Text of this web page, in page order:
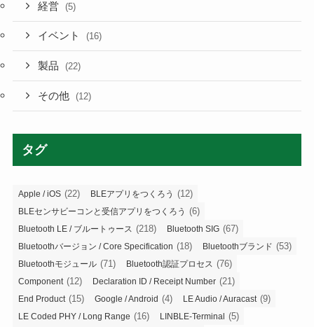
経営 (5)
イベント (16)
製品 (22)
その他 (12)
タグ
Apple / iOS (22) BLEアプリをつくろう (12)
BLEセンサビーコンと受信アプリをつくろう (6)
Bluetooth LE / ブルートゥース (218) Bluetooth SIG (67)
Bluetoothバージョン / Core Specification (18) Bluetoothブランド (53)
Bluetoothモジュール (71) Bluetooth認証プロセス (76)
Component (12) Declaration ID / Receipt Number (21)
End Product (15) Google / Android (4) LE Audio / Auracast (9)
LE Coded PHY / Long Range (16) LINBLE-Terminal (5)